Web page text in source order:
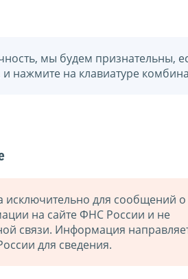
мы будем признательны,
нажмите на клавиатуре
для сообщений о
на сайте ФНС России и не
связи. Информация
для сведения.